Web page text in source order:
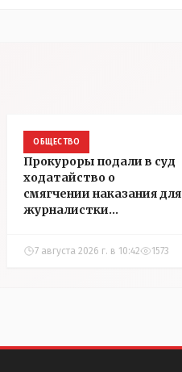
ОБЩЕСТВО
Прокуроры подали в суд
ходатайство о
смягчении наказания для
журналистки
7 августа 2026 г. в 10:42 1573